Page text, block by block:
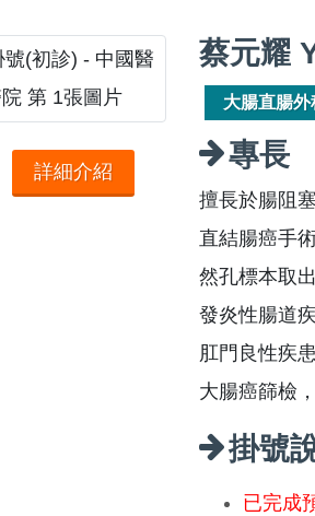
詳細介紹
蔡元耀
大腸直腸外
專長
擅長於腸阻
直結腸癌手
然孔標本取
發炎性腸道
肛門良性疾
大腸癌篩檢
掛號
已完成